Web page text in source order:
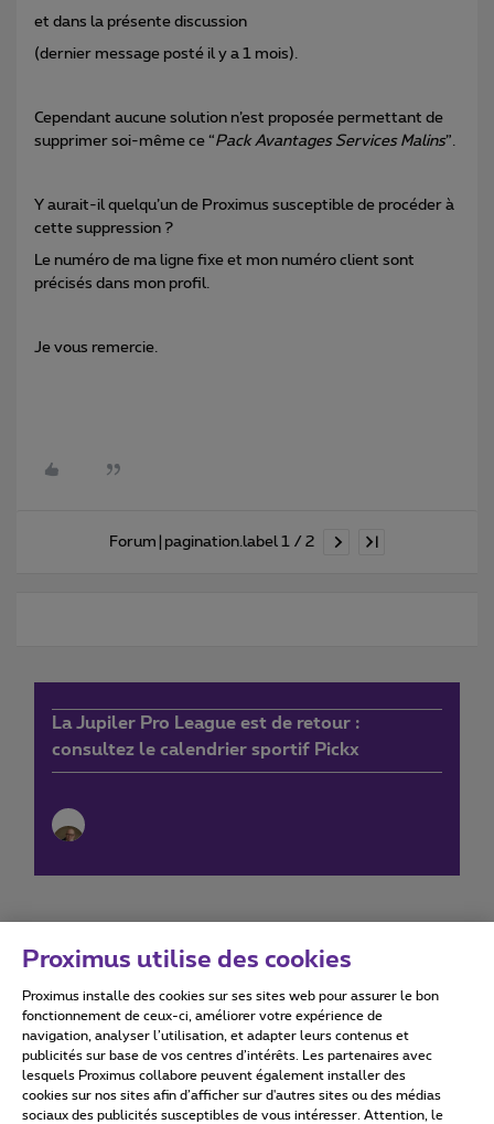
et dans la présente discussion
(dernier message posté il y a 1 mois).
Cependant aucune solution n’est proposée permettant de
supprimer soi-même ce “Pack Avantages Services Malins”.
Y aurait-il quelqu’un de Proximus susceptible de procéder à
cette suppression ?
Le numéro de ma ligne fixe et mon numéro client sont
précisés dans mon profil.
Je vous remercie.
Forum|pagination.label 1 / 2
La Jupiler Pro League est de retour :
consultez le calendrier sportif Pickx
Conditions d'utilisation Accessibility statement
Proximus utilise des cookies
Proximus installe des cookies sur ses sites web pour assurer le bon
fonctionnement de ceux-ci, améliorer votre expérience de
navigation, analyser l’utilisation, et adapter leurs contenus et
publicités sur base de vos centres d’intérêts. Les partenaires avec
lesquels Proximus collabore peuvent également installer des
cookies sur nos sites afin d’afficher sur d'autres sites ou des médias
sociaux des publicités susceptibles de vous intéresser. Attention, le